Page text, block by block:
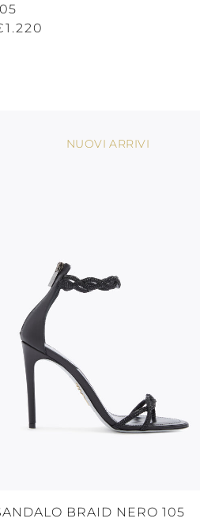
NUOVI ARRIVI
BRAID NERO 105